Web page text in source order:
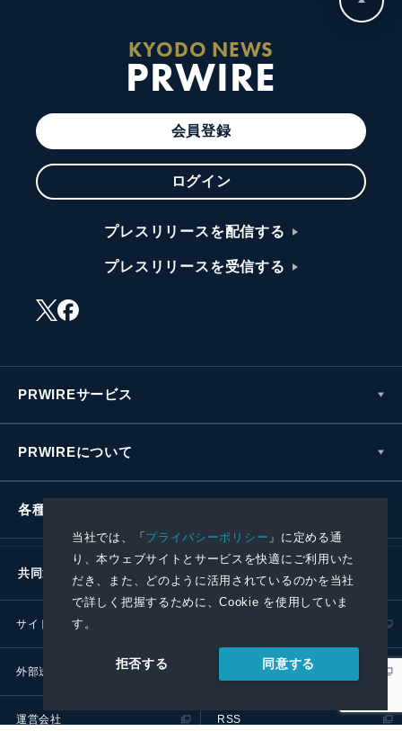
当社では、「プライバシーポリシー 」に定める通
り、本ウェブサイトとサービスを快適にご利用いた
だき、また、どのように活用されているのかを当社
で詳しく把握するために、Cookie を使用していま
す。
拒否する 同意する
KYODO NEWS
PRWIRE
会員登録
ログイン
プレスリリースを配信する
プレスリリースを受信する
PRWIREサービス
PRWIREについて
各種お問い合わせ
共同通信社グループ
サイトポリシー
外部送信ポリシー プレスリリース取扱基準
運営会社 RSS